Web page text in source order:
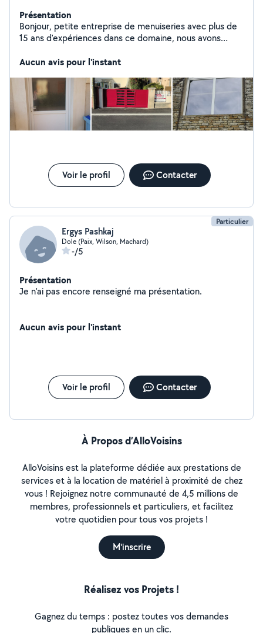
Présentation
Bonjour, petite entreprise de menuiseries avec plus de
15 ans d'expériences dans ce domaine, nous avons
tous nos clients. Notre priorité votre satisfaction, nous
votre projet, vous conseillez Nous proposons des
produit en PVC et ALU, porte d'entrée, fenêtre, porte-
fenêtre, volet battant et roulant, portail, moustiquaire,
SHOWROOM sur TAVAUX 39500 ou vous pourrez voir
Aucun avis pour l'instant
Voir le profil Contacter
Particulier
Ergys Pashkaj
Dole (Paix, Wilson, Machard)
-/5
Présentation
Je n'ai pas encore renseigné ma présentation.
Aucun avis pour l'instant
Voir le profil Contacter
À Propos d’AlloVoisins
AlloVoisins est la plateforme dédiée aux prestations de
services et à la location de matériel à proximité de chez
vous ! Rejoignez notre communauté de 4,5 millions de
membres, professionnels et particuliers, et facilitez
votre quotidien pour tous vos projets !
M'inscrire
Réalisez vos Projets !
Gagnez du temps : postez toutes vos demandes
publiques en un clic.